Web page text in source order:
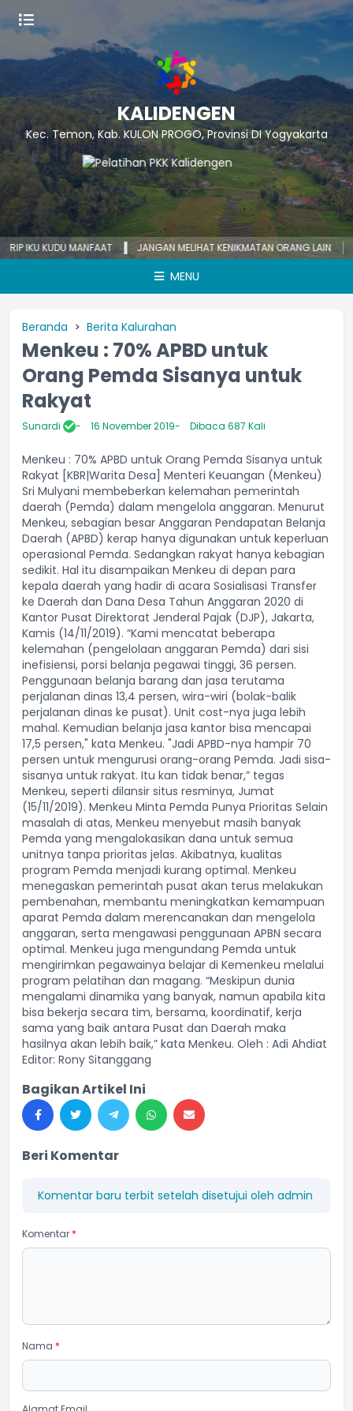
KALIDENGEN
Kec. Temon, Kab. KULON PROGO, Provinsi DI Yogyakarta
KUDU MANFAAT JANGAN MELIHAT KENIKMATAN ORANG LAIN
MENU
Beranda Berita Kalurahan
Menkeu : 70% APBD untuk
Orang Pemda Sisanya untuk
Rakyat
Sunardi 16 November 2019 Dibaca 687 Kali
Menkeu : 70% APBD untuk Orang Pemda Sisanya untuk
Rakyat [KBR|Warita Desa] Menteri Keuangan (Menkeu)
Sri Mulyani membeberkan kelemahan pemerintah
daerah (Pemda) dalam mengelola anggaran. Menurut
Menkeu, sebagian besar Anggaran Pendapatan Belanja
Daerah (APBD) kerap hanya digunakan untuk keperluan
operasional Pemda. Sedangkan rakyat hanya kebagian
sedikit. Hal itu disampaikan Menkeu di depan para
kepala daerah yang hadir di acara Sosialisasi Transfer
ke Daerah dan Dana Desa Tahun Anggaran 2020 di
Kantor Pusat Direktorat Jenderal Pajak (DJP), Jakarta,
Kamis (14/11/2019). “Kami mencatat beberapa
kelemahan (pengelolaan anggaran Pemda) dari sisi
inefisiensi, porsi belanja pegawai tinggi, 36 persen.
Penggunaan belanja barang dan jasa terutama
perjalanan dinas 13,4 persen, wira-wiri (bolak-balik
perjalanan dinas ke pusat). Unit cost-nya juga lebih
mahal. Kemudian belanja jasa kantor bisa mencapai
17,5 persen," kata Menkeu. "Jadi APBD-nya hampir 70
persen untuk mengurusi orang-orang Pemda. Jadi sisa-
sisanya untuk rakyat. Itu kan tidak benar,” tegas
Menkeu, seperti dilansir situs resminya, Jumat
(15/11/2019). Menkeu Minta Pemda Punya Prioritas Selain
masalah di atas, Menkeu menyebut masih banyak
Pemda yang mengalokasikan dana untuk semua
unitnya tanpa prioritas jelas. Akibatnya, kualitas
program Pemda menjadi kurang optimal. Menkeu
menegaskan pemerintah pusat akan terus melakukan
pembenahan, membantu meningkatkan kemampuan
aparat Pemda dalam merencanakan dan mengelola
anggaran, serta mengawasi penggunaan APBN secara
optimal. Menkeu juga mengundang Pemda untuk
mengirimkan pegawainya belajar di Kemenkeu melalui
program pelatihan dan magang. “Meskipun dunia
mengalami dinamika yang banyak, namun apabila kita
bisa bekerja secara tim, bersama, koordinatif, kerja
sama yang baik antara Pusat dan Daerah maka
hasilnya akan lebih baik,” kata Menkeu. Oleh : Adi Ahdiat
Editor: Rony Sitanggang
Bagikan Artikel Ini
Beri Komentar
Komentar baru terbit setelah disetujui oleh admin
Komentar *
Nama *